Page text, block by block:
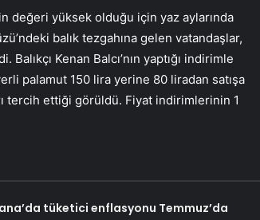
değeri yüksek olduğu için yaz aylarında
balık tezgahına gelen vatandaşlar,
Kenan Balcı’nın yaptığı indirimle
palamut 150 lira yerine 80 liradan satışa
tercih ettiği görüldü. Fiyat indirimlerinin 1
tüketici enflasyonu Temmuz’da